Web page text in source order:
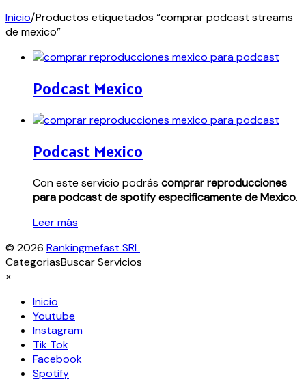
Inicio/Productos etiquetados “comprar podcast streams
de mexico”
Podcast Mexico
Podcast Mexico
Con este servicio podrás comprar reproducciones
para podcast de spotify especificamente de Mexico.
Leer más
© 2026 Rankingmefast SRL
CategoriasBuscar Servicios
×
Inicio
Youtube
Instagram
Tik Tok
Facebook
Spotify